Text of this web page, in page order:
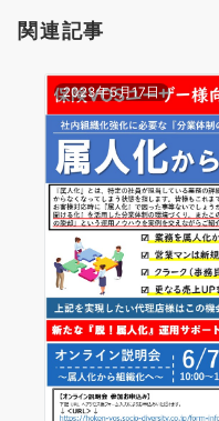
関連記事
2023年5月17日